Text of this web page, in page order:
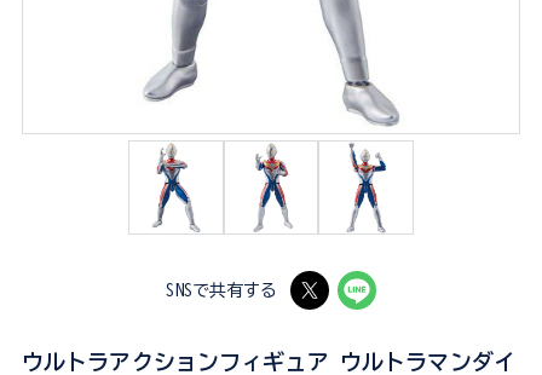
SNSで共有する
ウルトラアクションフィギュア ウルトラマンダイ